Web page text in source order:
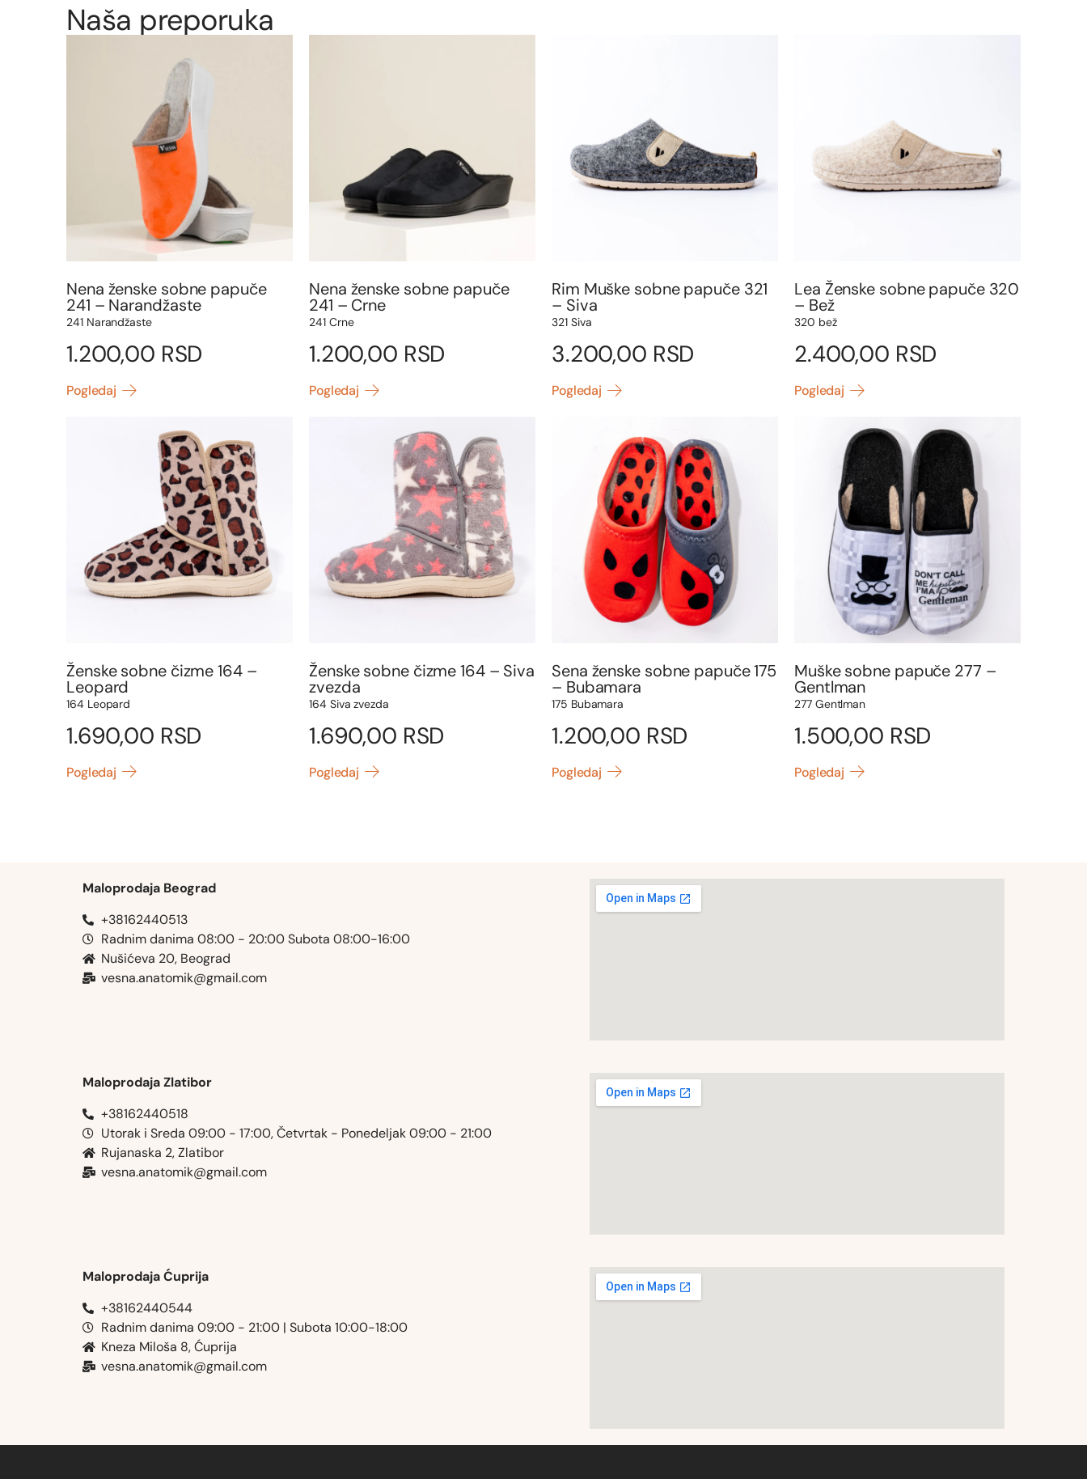
Naša preporuka
Nena ženske sobne papuče
241 – Narandžaste
241 Narandžaste
1.200,00 RSD
Pogledaj
Nena ženske sobne papuče
241 – Crne
241 Crne
1.200,00 RSD
Pogledaj
Rim Muške sobne papuče 321
– Siva
321 Siva
3.200,00 RSD
Pogledaj
Lea Ženske sobne papuče 320
– Bež
320 bež
2.400,00 RSD
Pogledaj
Ženske sobne čizme 164 –
Leopard
164 Leopard
1.690,00 RSD
Pogledaj
Ženske sobne čizme 164 – Siva
zvezda
164 Siva zvezda
1.690,00 RSD
Pogledaj
Sena ženske sobne papuče 175
– Bubamara
175 Bubamara
1.200,00 RSD
Pogledaj
Muške sobne papuče 277 –
Gentlman
277 Gentlman
1.500,00 RSD
Pogledaj
Maloprodaja Beograd
+38162440513
Radnim danima 08:00 - 20:00 Subota 08:00-16:00
Nušićeva 20, Beograd
vesna.anatomik@gmail.com​
Maloprodaja Zlatibor
+38162440518
Utorak i Sreda 09:00 - 17:00, Četvrtak - Ponedeljak 09:00 - 21:00
Rujanaska 2, Zlatibor
vesna.anatomik@gmail.com​
Maloprodaja Ćuprija
+38162440544
Radnim danima 09:00 - 21:00 | Subota 10:00-18:00
Kneza Miloša 8, Ćuprija
vesna.anatomik@gmail.com​